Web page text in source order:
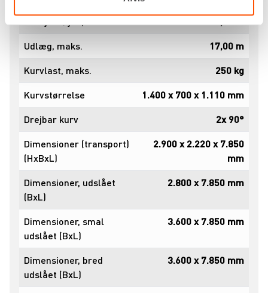
Udlæg, maks.
17,00 m
Kurvlast, maks.
250 kg
Kurvstørrelse
1.400 x 700 x 1.110 mm
Drejbar kurv
2x 90°
Dimensioner (transport)
(HxBxL)
2.900 x 2.220 x 7.850
mm
Dimensioner, udslået
(BxL)
2.800 x 7.850 mm
Dimensioner, smal
udslået (BxL)
3.600 x 7.850 mm
Dimensioner, bred
udslået (BxL)
3.600 x 7.850 mm